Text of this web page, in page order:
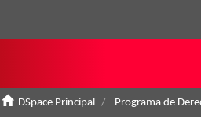
DSpace Principal Programa de